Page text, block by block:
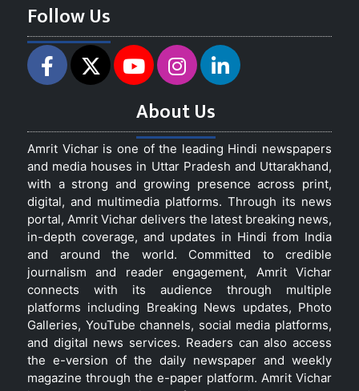
Follow Us
About Us
Amrit Vichar is one of the leading Hindi newspapers
and media houses in Uttar Pradesh and Uttarakhand,
with a strong and growing presence across print,
digital, and multimedia platforms. Through its news
portal, Amrit Vichar delivers the latest breaking news,
in-depth coverage, and updates in Hindi from India
and around the world. Committed to credible
journalism and reader engagement, Amrit Vichar
connects with its audience through multiple
platforms including Breaking News updates, Photo
Galleries, YouTube channels, social media platforms,
and digital news services. Readers can also access
the e-version of the daily newspaper and weekly
magazine through the e-paper platform. Amrit Vichar